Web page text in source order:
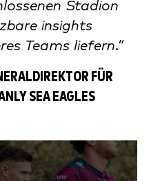
Stadion
insights
Teams liefern.“
FÜR
SEA EAGLES